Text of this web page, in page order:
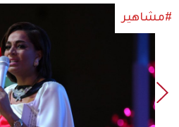
#مشاهير